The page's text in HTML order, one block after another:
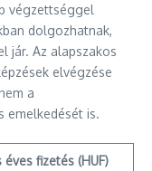
végzettséggel
dolgozhatnak,
jár. Az alapszakos
elvégzése
a
emelkedését is.
fizetés (HUF)